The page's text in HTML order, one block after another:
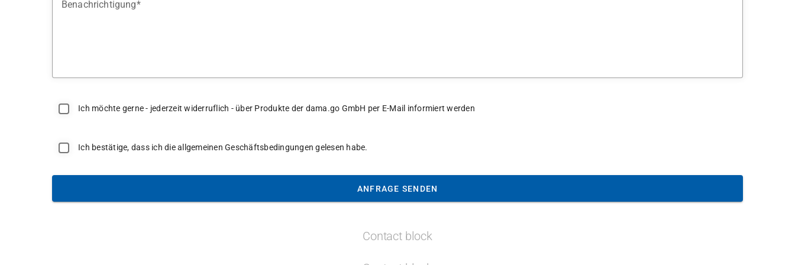
Benachrichtigung
Ich möchte gerne - jederzeit widerruflich - über Produkte der dama.go GmbH per E-Mail informiert werden
Ich bestätige, dass ich die allgemeinen Geschäftsbedingungen gelesen habe.
ANFRAGE SENDEN
Contact block